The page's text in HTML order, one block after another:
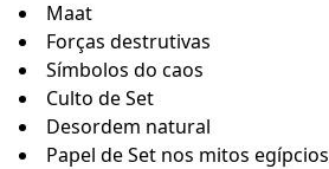
Maat
Forças destrutivas
Símbolos do caos
Culto de Set
Desordem natural
Papel de Set nos mitos egípcios